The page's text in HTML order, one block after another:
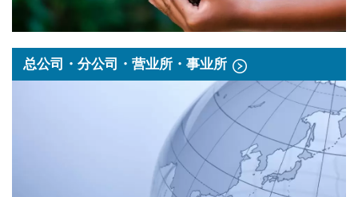
总公司・分公司・营业所・事业所